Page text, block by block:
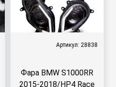
Артикул: 28838
Фара BMW S1000RR
2015-2018/HP4 Race